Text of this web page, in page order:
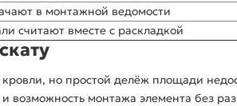
в монтажной ведомости
считают вместе с раскладкой
но простой делёж площади
возможность монтажа элемента без